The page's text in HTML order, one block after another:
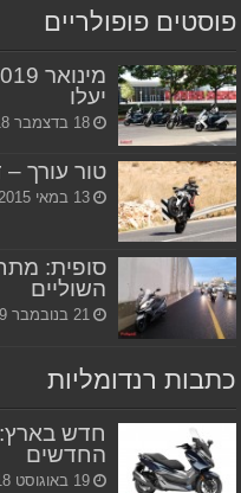
פוסטים פופולריים
יעלו
18 בדצמבר 2018
טור עורך
13 במאי 2015
סופית:
השוליים
21 בנובמבר 2019
כתבות רנדומליות
החדשים
19 באוגוסט 2018